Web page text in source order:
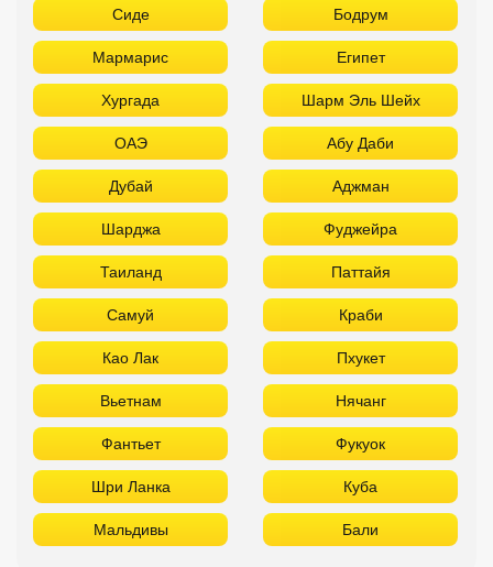
Сиде Бодрум
Мармарис Египет
Хургада Шарм Эль Шейх
ОАЭ Абу Даби
Дубай Аджман
Шарджа Фуджейра
Таиланд Паттайя
Самуй Краби
Као Лак Пхукет
Вьетнам Нячанг
Фантьет Фукуок
Шри Ланка Куба
Мальдивы Бали